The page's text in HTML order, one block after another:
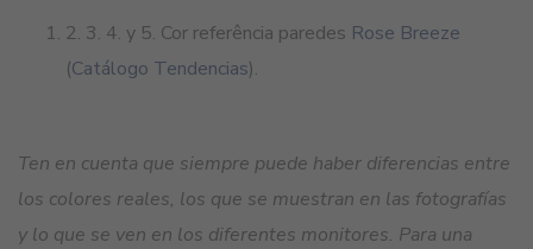
2. 3. 4. y 5. Cor referência paredes Rose Breeze
(Catálogo Tendencias).
Ten en cuenta que siempre puede haber diferencias entre
los colores reales, los que se muestran en las fotografías
y lo que se ven en los diferentes monitores. Para una